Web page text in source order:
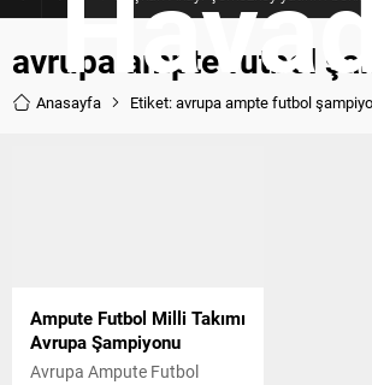
avrupa ampte futbol
Anasayfa Etiket: avrupa ampte futbol
Ampute Futbol Milli Takımı
Avrupa Şampiyonu
Avrupa Ampute Futbol